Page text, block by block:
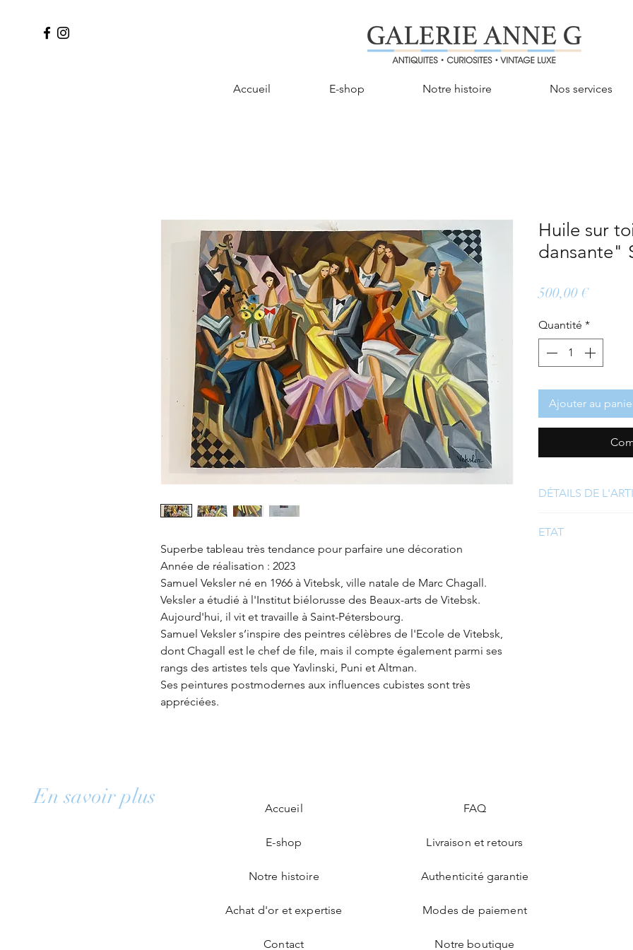
Accueil E-shop Notre histoire Nos services
Superbe tableau très tendance pour parfaire une décoration
Année de réalisation : 2023
Samuel Veksler né en 1966 à Vitebsk, ville natale de Marc Chagall.
Veksler a étudié à l'Institut biélorusse des Beaux-arts de Vitebsk.
Aujourd'hui, il vit et travaille à Saint-Pétersbourg.
Samuel Veksler s’inspire des peintres célèbres de l'Ecole de Vitebsk,
dont Chagall est le chef de file, mais il compte également parmi ses
rangs des artistes tels que Yavlinski, Puni et Altman.
Ses peintures postmodernes aux influences cubistes sont très
appréciées.
Huile sur
dansante"
500,00 €Prix
Quantité *
Ajouter au
DÉTAILS DE
Matière : Huile sur
ETAT
En savoir plus Accueil
E-shop
Notre histoire
Achat d'or et expertise
Contact
FAQ
Livraison et retours
Authenticité garantie
Modes de paiement
Notre boutique